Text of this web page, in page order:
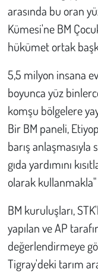
arasında bu oran
Kümesi'ne BM
hükümet ortak
5,5 milyon insana
boyunca yüz
komşu bölgelere
Bir BM paneli,
barış anlaşmasıyla
gıda yardımını
olarak kullanmakla"
BM kuruluşları,
yapılan ve AP
değerlendirmeye
Tigray'deki tarım